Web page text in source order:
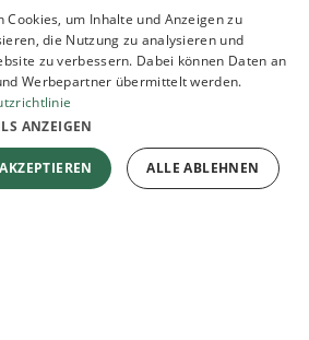
ENGLISH
Cookies, um Inhalte und Anzeigen zu
die Nutzung zu analysieren und
zu verbessern. Dabei können Daten an
Werbepartner übermittelt werden.
ANZEIGEN
ALLE ABLEHNEN